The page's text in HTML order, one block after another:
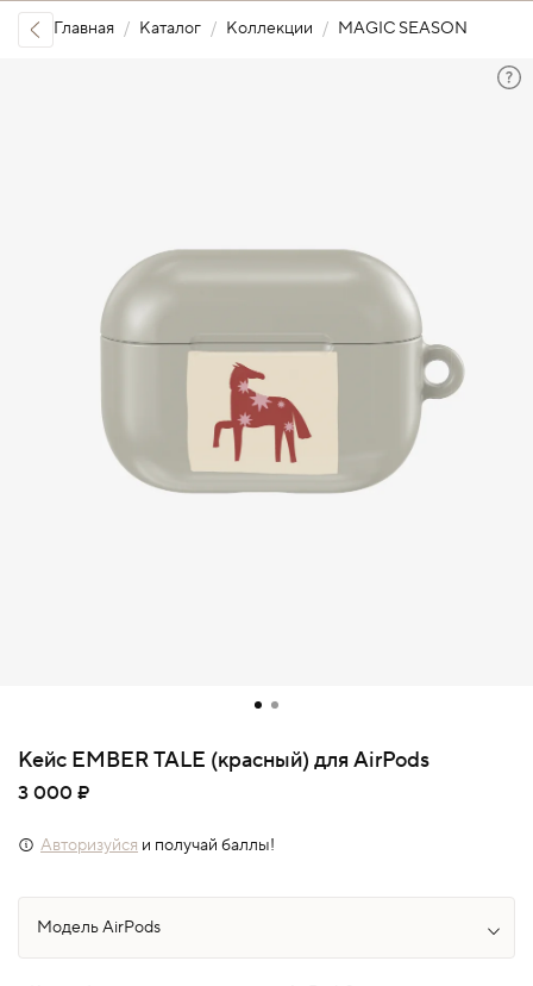
Главная Каталог Коллекции MAGIC SEASON
Кейс EMBER TALE (красный) для AirPods
3 000 ₽
Авторизуйся и получай баллы!